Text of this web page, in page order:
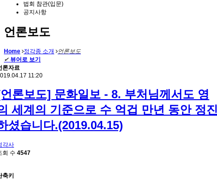
법회 참관(입문)
공지사항
언론보도
Home 정각종 소개
언론보도
✔ 뷰어로 보기
론자료
11:20
론보도] 문화일보 - 8. 부처님께서도 영
세계의 기준으로 수 억겁 만년 동안 정
셨습니다.(2019.04.15)
각사
회 수 4547
축키